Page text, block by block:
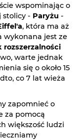
wspominając o
stolicy - Paryżu -
, która ma aż
wykonana jest ze
rozszerzalności
warte jednak
się o około 15
co 7 lat wieża
zapomnieć o
za pomocą
większość ludzi